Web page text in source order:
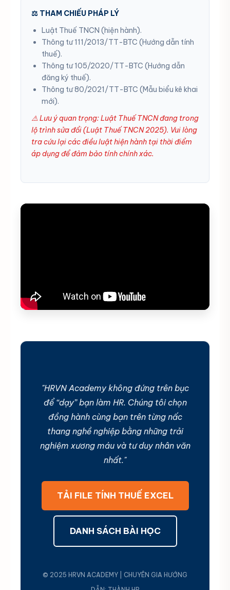
⚖️ THAM CHIẾU PHÁP LÝ
Luật Thuế TNCN (hiện hành).
Thông tư 111/2013/TT-BTC (Hướng dẫn tính
thuế).
Thông tư 105/2020/TT-BTC (Hướng dẫn
đăng ký thuế).
Thông tư 80/2021/TT-BTC (Mẫu biểu kê khai
mới).
⚠️ Lưu ý quan trọng: Luật Thuế TNCN đang trong
lộ trình sửa đổi (Luật Thuế TNCN 2025). Vui lòng
tra cứu lại các điều luật hiện hành tại thời điểm
áp dụng để đảm bảo tính chính xác.
"HRVN Academy không đứng trên bục
để “dạy” bạn làm HR. Chúng tôi chọn
đồng hành cùng bạn trên từng nấc
thang nghề nghiệp bằng những trải
nghiệm xương máu và tư duy nhân văn
nhất."
TẢI FILE TÍNH THUẾ EXCEL
DANH SÁCH BÀI HỌC
© 2025 HRVN ACADEMY | CHUYÊN GIA HƯỚNG